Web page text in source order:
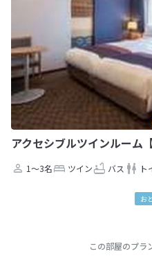
アクセシブルツインルーム
1～3名 ツイン バス ト
お
この部屋のプラ